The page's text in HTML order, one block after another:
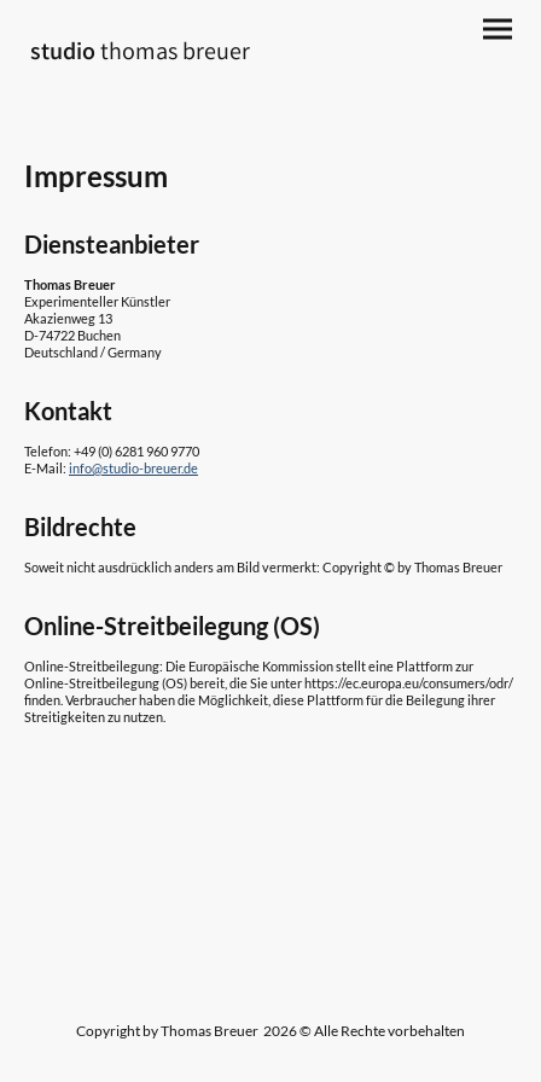
studiothomas breuer
Impressum
Diensteanbieter
Thomas Breuer
Experimenteller Künstler
Akazienweg 13
D-74722 Buchen
Deutschland / Germany
Kontakt
Telefon: +49 (0) 6281 960 9770
E-Mail: info@studio-breuer.de
Bildrechte
Soweit nicht ausdrücklich anders am Bild vermerkt: Copyright © by Thomas Breuer
Online-Streitbeilegung (OS)
Online-Streitbeilegung: Die Europäische Kommission stellt eine Plattform zur
Online-Streitbeilegung (OS) bereit, die Sie unter https://ec.europa.eu/consumers/odr/
finden. Verbraucher haben die Möglichkeit, diese Plattform für die Beilegung ihrer
Streitigkeiten zu nutzen.
Copyright by Thomas Breuer 2026 © Alle Rechte vorbehalten